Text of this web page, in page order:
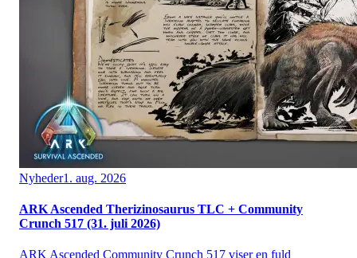
Nyheder1. aug. 2026
ARK Ascended Therizinosaurus TLC + Community
Crunch 517 (31. juli 2026)
ARK Ascended Community Crunch 517 viser en fuld